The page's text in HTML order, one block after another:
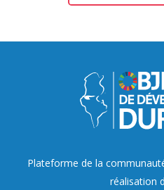
Plateforme de la
réalisation